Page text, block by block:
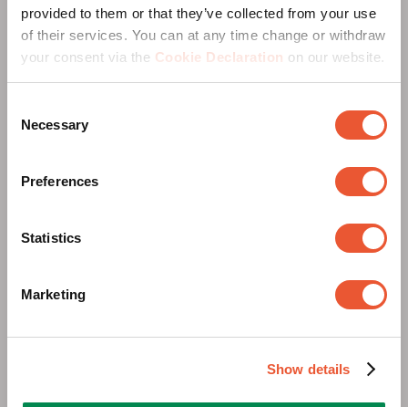
provided to them or that they’ve collected from your use
of their services. You can at any time change or withdraw
your consent via the Cookie Declaration on our website.
Selection
Necessary
Preferences
Statistics
Marketing
Show details
Utilizziamo attrezzature
nostri magazzini e nei trasporti, riducendo in
modo significativo le emissioni di CO2.
Imballaggio sostenibile:Diamo priorità ai
biodegradabili per ridurre al minimo i rifiuti e